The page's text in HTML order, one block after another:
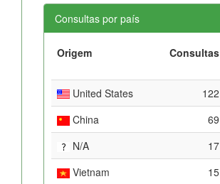
Consultas por país
Origem Consultas
United States
122
China
69
N/A
17
Vietnam
15